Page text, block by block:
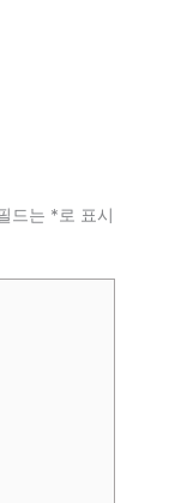
드는 *로 표시